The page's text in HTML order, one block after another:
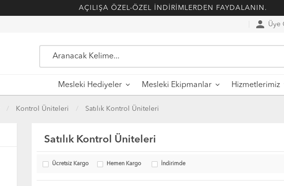
AÇILIŞA ÖZEL-ÖZEL İNDİRİMLERDEN FAYDALANIN.
person Üye
Mesleki Hediyeler Mesleki Ekipmanlar Hizmetlerimiz
Kontrol Üniteleri Satılık Kontrol Üniteleri
Satılık Kontrol Üniteleri
Ücretsiz Kargo Hemen Kargo İndirimde